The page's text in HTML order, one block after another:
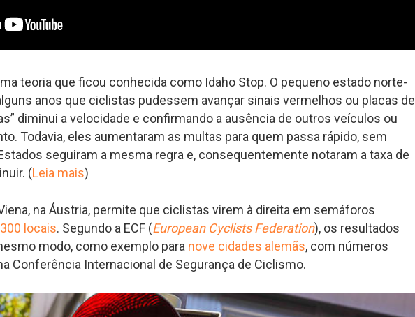
teoria que ficou conhecida como Idaho Stop. O pequeno estado norte-
anos que ciclistas pudessem avançar sinais vermelhos ou placas de
diminui a velocidade e confirmando a ausência de outros veículos ou
Todavia, eles aumentaram as multas para quem passa rápido, sem
seguiram a mesma regra e, consequentemente notaram a taxa de
(Leia mais)
na Áustria, permite que ciclistas virem à direita em semáforos
300 locais. Segundo a ECF (European Cyclists Federation), os resultados
modo, como exemplo para nove cidades alemãs, com números
Conferência Internacional de Segurança de Ciclismo.